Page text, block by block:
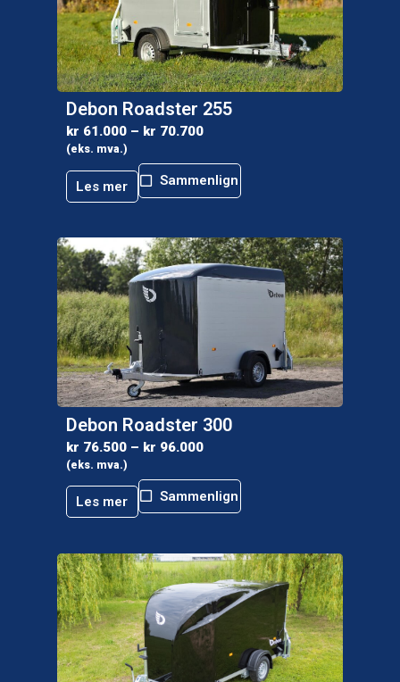
Debon Roadster 255
kr 61.000 – kr 70.700
(eks. mva.)
Les mer Sammenlign
Debon Roadster 300
kr 76.500 – kr 96.000
(eks. mva.)
Les mer Sammenlign